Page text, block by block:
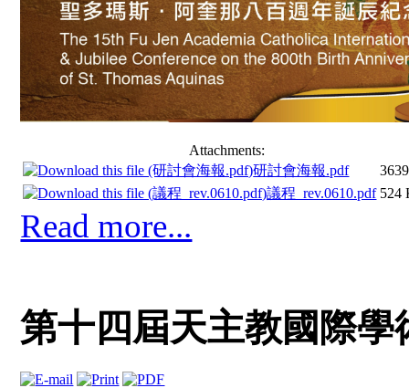
Attachments:
研討會海報.pdf
議程_rev.0610.pdf 524
Read more...
第十四屆天主教國際學